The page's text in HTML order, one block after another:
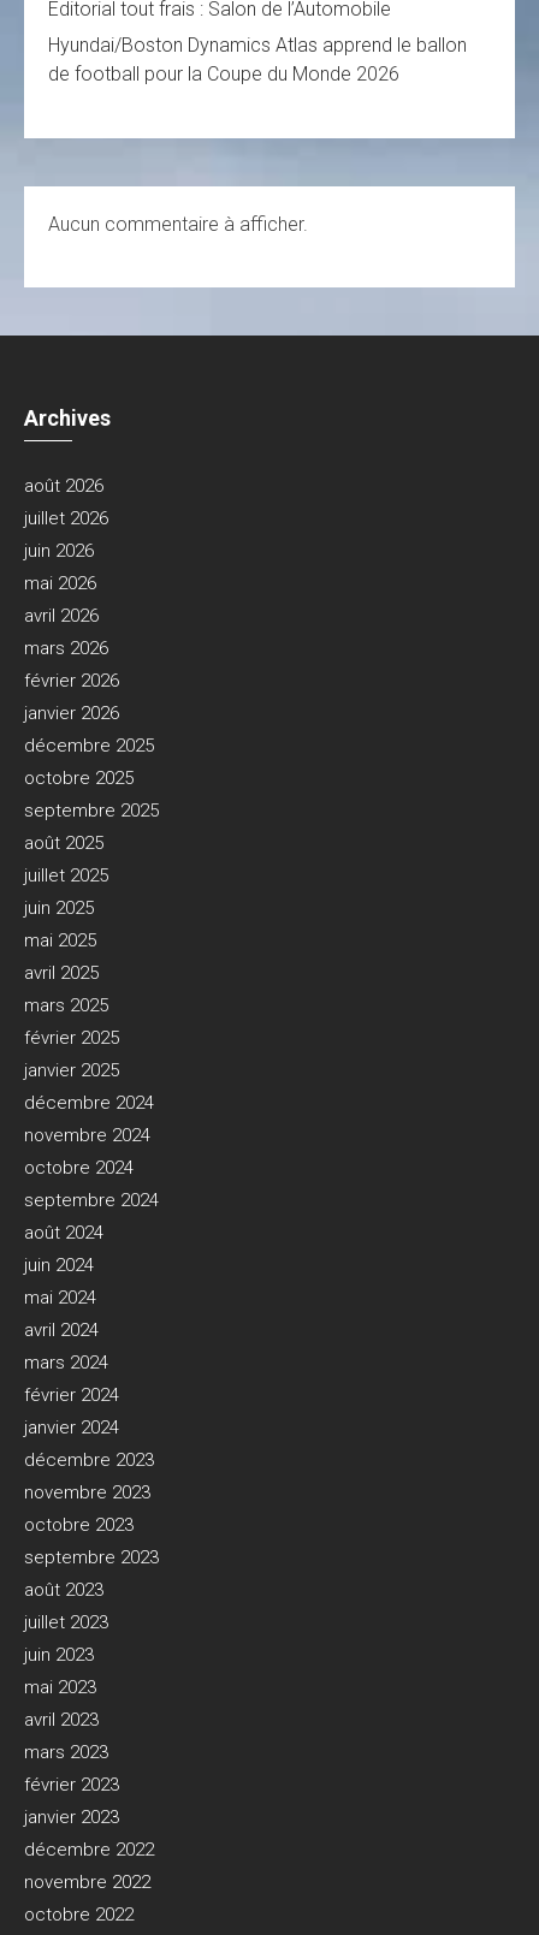
Editorial tout frais : Salon de l’Automobile
Hyundai/Boston Dynamics Atlas apprend le ballon
de football pour la Coupe du Monde 2026
Aucun commentaire à afficher.
Archives
août 2026
juillet 2026
juin 2026
mai 2026
avril 2026
mars 2026
février 2026
janvier 2026
décembre 2025
octobre 2025
septembre 2025
août 2025
juillet 2025
juin 2025
mai 2025
avril 2025
mars 2025
février 2025
janvier 2025
décembre 2024
novembre 2024
octobre 2024
septembre 2024
août 2024
juin 2024
mai 2024
avril 2024
mars 2024
février 2024
janvier 2024
décembre 2023
novembre 2023
octobre 2023
septembre 2023
août 2023
juillet 2023
juin 2023
mai 2023
avril 2023
mars 2023
février 2023
janvier 2023
décembre 2022
novembre 2022
octobre 2022